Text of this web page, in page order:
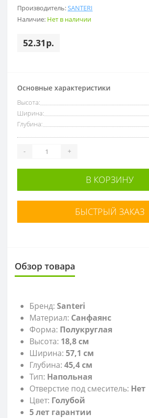
Производитель:SANTERI
Наличие: Нет в наличии
52.31р.
Основные характеристики
Высота:
Ширина:
Глубина:
- +
В КОРЗИНУ
БЫСТРЫЙ ЗАКАЗ
Обзор товара
Бренд: Santeri
Материал: Санфаянс
Форма: Полукруглая
Высота: 18,8см
Ширина: 57,1 см
Глубина: 45,4см
Тип: Напольная
Отверстие под смеситель: Нет
Цвет: Голубой
5 лет гарантии